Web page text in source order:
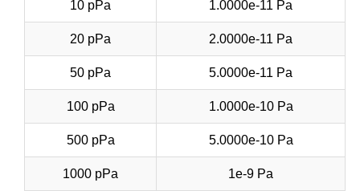
10 pPa 1.0000e-11 Pa
20 pPa 2.0000e-11 Pa
50 pPa 5.0000e-11 Pa
100 pPa 1.0000e-10 Pa
500 pPa 5.0000e-10 Pa
1000 pPa 1e-9 Pa